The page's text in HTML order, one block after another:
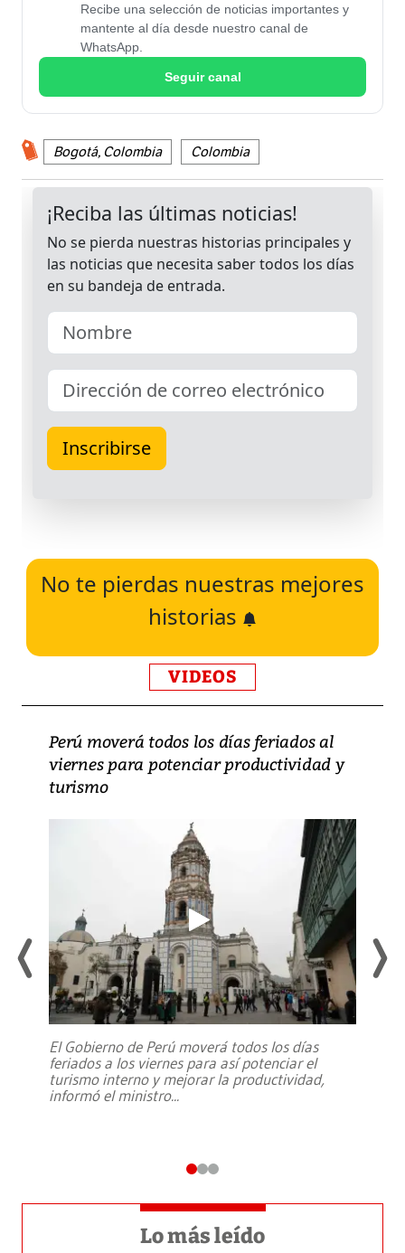
Recibe una selección de noticias importantes y
mantente al día desde nuestro canal de
WhatsApp.
Seguir canal
Bogotá, Colombia Colombia
No te pierdas nuestras mejores
historias
VIDEOS
Perú moverá todos los días feriados al
viernes para potenciar productividad y
turismo
El Gobierno de Perú moverá todos los días
feriados a los viernes para así potenciar el
turismo interno y mejorar la productividad,
informó el ministro...
Lo más leído